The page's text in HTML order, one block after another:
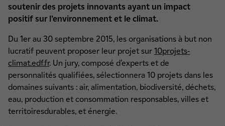
soutenir des projets innovants ayant un impact
positif sur l’environnement et le climat.
Du 1er au 30 septembre 2015, les organisations à but non
lucratif peuvent proposer leur projet sur 10projets-
climat.edf.fr. Un jury, composé d’experts et de
personnalités qualifiées, sélectionnera 10 projets dans les
domaines suivants : air, alimentation, biodiversité, déchets,
eau, production et consommation responsables, villes et
territoiresdurables, et énergie.